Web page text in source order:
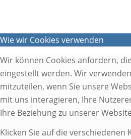
Wie wir Cookies verwenden
Wir können Cookies anfordern,
eingestellt werden. Wir
mitzuteilen, wenn Sie unsere
mit uns interagieren, Ihre
Ihre Beziehung zu unserer
Klicken Sie auf die